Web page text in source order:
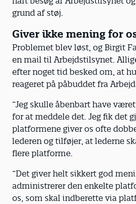
gennemført af VIVE. Tal i
grund af støj.
Giver ikke mening for
Problemet blev løst, og Birgit
en mail til Arbejdstilsynet.
efter noget tid besked om, at
reageret på påbuddet fra
”Jeg skulle åbenbart have
for at meddele det. Jeg fik det
platformene giver os ofte
lederen og tilføjer, at lederne
flere platforme.
”Det giver helt sikkert god
administrerer den enkelte
os, som skal indberette via